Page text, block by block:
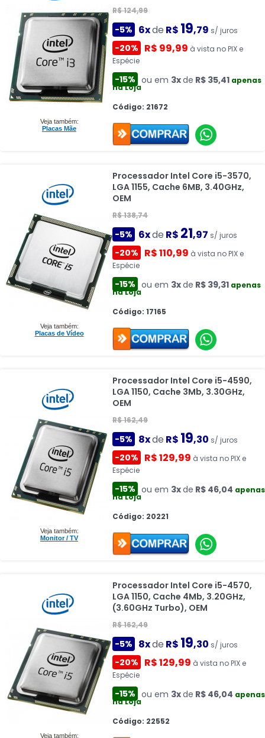
Veja também:
Placas Mãe
R$ 124,99
-5% 6xde R$ 19,79 s/ juros
-20% R$ 99,99 à vista no PIX e
Espécie
-15% ou em 3xde R$ 35,41 apenas
na Loja
Código: 21672
Veja também:
Placas de Vídeo
Processador Intel Core i5-3570,
LGA 1155, Cache 6MB, 3.40GHz,
OEM
R$ 138,74
-5% 6xde R$ 21,97 s/ juros
-20% R$ 110,99 à vista no PIX e
Espécie
-15% ou em 3xde R$ 39,31 apenas
na Loja
Código: 17165
Veja também:
Monitor / TV
Processador Intel Core i5-4590,
LGA 1150, Cache 3Mb, 3.30GHz,
OEM
R$ 162,49
-5% 8xde R$ 19,30 s/ juros
-20% R$ 129,99 à vista no PIX e
Espécie
-15% ou em 3xde R$ 46,04 apenas
na Loja
Código: 20221
Veja também:
Processador Intel Core i5-4570,
LGA 1150, Cache 4Mb, 3.20GHz,
(3.60GHz Turbo), OEM
R$ 162,49
-5% 8xde R$ 19,30 s/ juros
-20% R$ 129,99 à vista no PIX e
Espécie
-15% ou em 3xde R$ 46,04 apenas
na Loja
Código: 22552